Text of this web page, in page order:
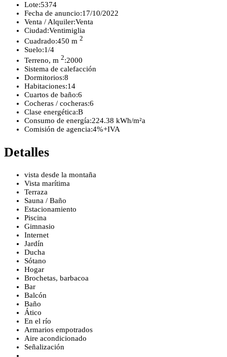
Lote:5374
Fecha de anuncio:17/10/2022
Venta / Alquiler:Venta
Ciudad:Ventimiglia
Cuadrado:450 m 2
Suelo:1/4
Terreno, m 2:2000
Sistema de calefacción
Dormitorios:8
Habitaciones:14
Cuartos de baño:6
Cocheras / cocheras:6
Clase energética:B
Consumo de energía:224.38 kWh/m²a
Comisión de agencia:4%+IVA
Detalles
vista desde la montaña
Vista marítima
Terraza
Sauna / Baño
Estacionamiento
Piscina
Gimnasio
Internet
Jardín
Ducha
Sótano
Hogar
Brochetas, barbacoa
Bar
Balcón
Baño
Ático
En el río
Armarios empotrados
Aire acondicionado
Señalización